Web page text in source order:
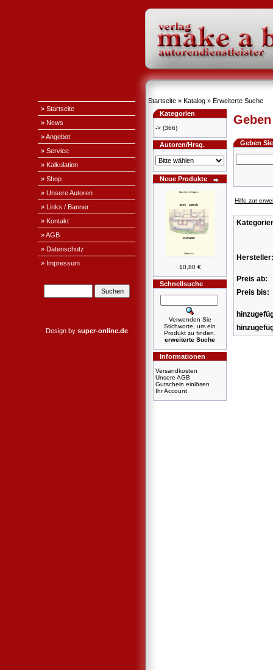
» Startseite
» News
» Angebot
» Service
» Kalkulation
» Shop
» Unsere Autoren
» Links / Banner
» Kontakt
» AGB
» Datenschutz
» Impressum
Design by super-online.de
Startseite » Katalog » Erweiterte Suche
Kategorien
-> (366)
Autoren/Hrsg.
Neue Produkte
10,80 €
Schnellsuche
Verwenden Sie
Stichworte, um ein
Produkt zu finden.
erweiterte Suche
Informationen
Versandkosten
Unsere AGB
Gutschein einlösen
Ihr Account
Geben
Hilfe zur
Hersteller:
Preis ab:
Preis bis: